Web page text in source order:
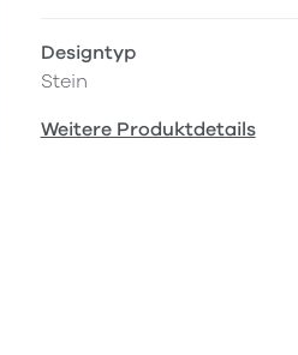
Designtyp
Stein
Weitere Produktdetails